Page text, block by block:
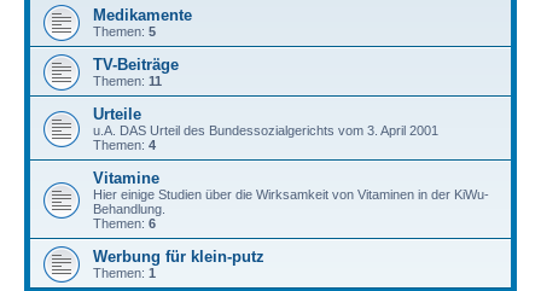
Medikamente
Themen: 5
TV-Beiträge
Themen: 11
Urteile
u.A. DAS Urteil des Bundessozialgerichts vom 3. April 2001
Themen: 4
Vitamine
Hier einige Studien über die Wirksamkeit von Vitaminen in der KiWu-
Behandlung.
Themen: 6
Werbung für klein-putz
Themen: 1